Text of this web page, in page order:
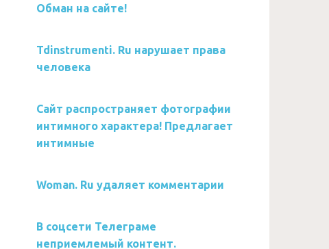
Обман на сайте!
Tdinstrumenti. Ru нарушает права
человека
Сайт распространяет фотографии
интимного характера! Предлагает
интимные
Woman. Ru удаляет комментарии
В соцсети Телеграме
неприемлемый контент.